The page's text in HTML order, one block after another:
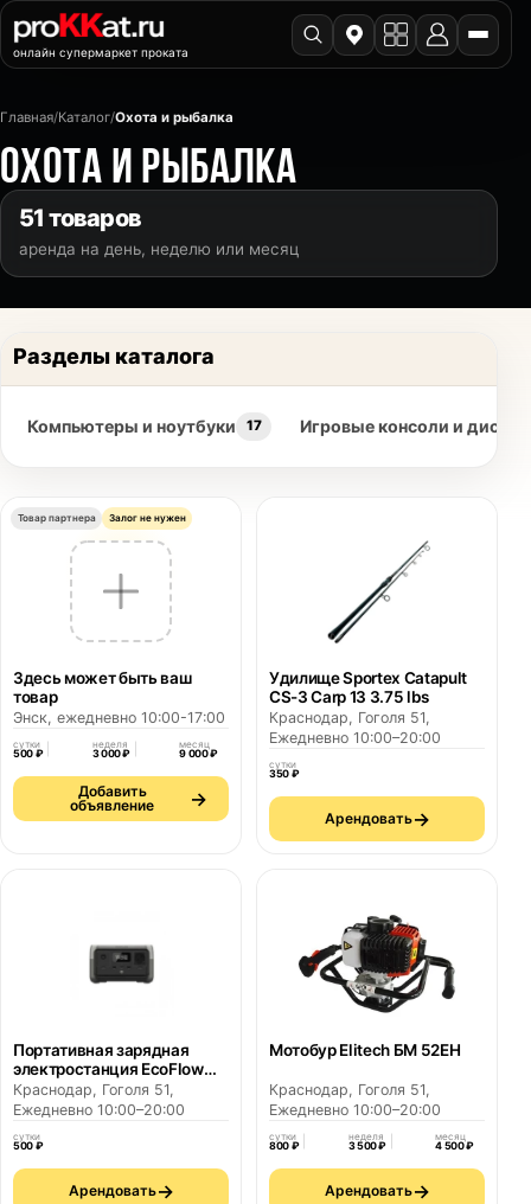
онлайн супермаркет проката
Главная/Каталог/Охота и рыбалка
ОХОТА И РЫБАЛКА
51 товаров
аренда на день, неделю или месяц
Разделы каталога
Компьютеры и ноутбуки 17 Игровые консоли и диски
Товар партнера Залог не нужен
Здесь может быть ваш
товар
Энск, ежедневно 10:00-17:00
сутки
500 ₽
неделя
3 000 ₽
месяц
9 000 ₽
Добавить
объявление
→
Удилище Sportex Catapult
CS-3 Carp 13 3.75 lbs
Краснодар, Гоголя 51,
Ежедневно 10:00–20:00
сутки
350 ₽
Арендовать→
Портативная зарядная
электростанция EcoFlow
RIVER 2
Краснодар, Гоголя 51,
Ежедневно 10:00–20:00
сутки
500 ₽
Арендовать→
Мотобур Elitech БМ 52ЕН
Краснодар, Гоголя 51,
Ежедневно 10:00–20:00
сутки
800 ₽
неделя
3 500 ₽
месяц
4 500 ₽
Арендовать→